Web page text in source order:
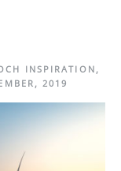
INSPIRATION ,
2019